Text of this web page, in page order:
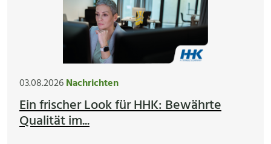
03.08.2026Nachrichten
Ein frischer Look für HHK: Bewährte
Qualität im...